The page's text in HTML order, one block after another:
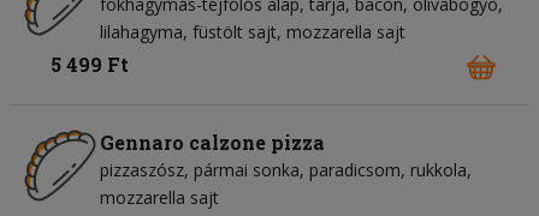
lilahagyma füstölt sajt mozzarella sajt
5 499 Ft
Gennaro calzone pizza
pizzaszósz pármai sonka paradicsom rukkola
mozzarella sajt